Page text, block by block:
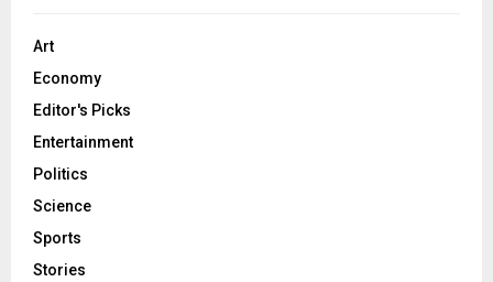
Art
Economy
Editor's Picks
Entertainment
Politics
Science
Sports
Stories